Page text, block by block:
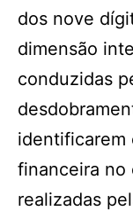
dos nove
dimensão
conduzidas
identificarem
financeira no
realizadas